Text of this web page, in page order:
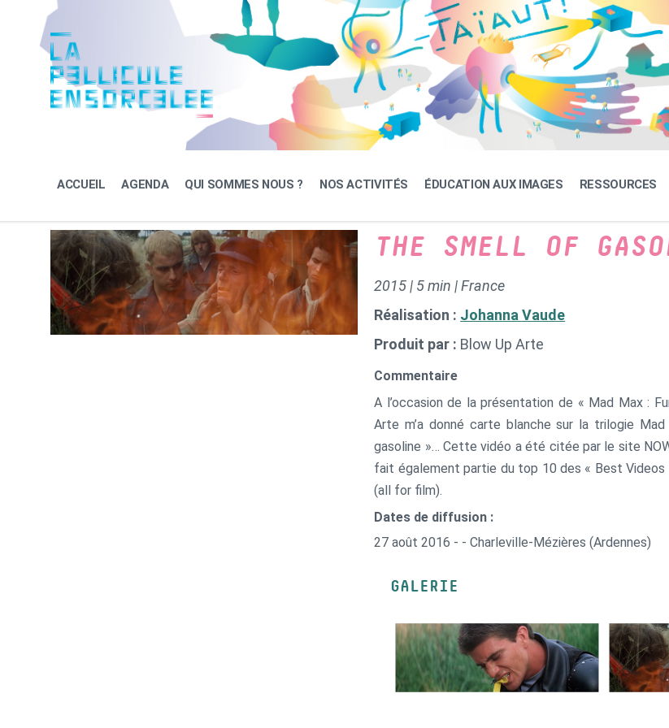
content
navigation
ACCUEIL AGENDA QUI SOMMES NOUS ? NOS ACTIVITÉS ÉDUCATION AUX IMAGES RESSOURCES
THE SMELL OF
2015 | 5 min | France
Réalisation : Johanna Vaude
Produit par : Blow Up Arte
Commentaire
A l’occasion de la présentation de « Mad Max :
Arte m’a donné carte blanche sur la trilogie
gasoline »… Cette vidéo a été citée par le site
fait également partie du top 10 des « Best Videos
(all for film).
Dates de diffusion :
27 août 2016 - - Charleville-Mézières (Ardennes)
GALERIE